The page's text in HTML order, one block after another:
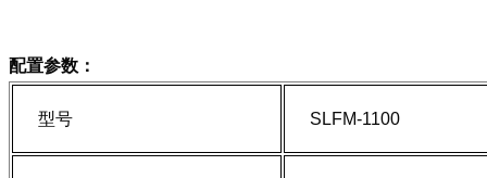
配置参数：
型号 SLFM-1100